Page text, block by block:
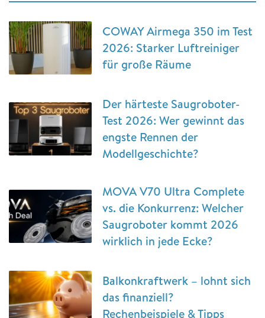
COWAY Airmega 350 im Test
2026: Starker Luftreiniger
für große Räume
Der härteste Saugroboter-
Test 2026: Wer gewinnt das
engste Rennen der
Modellgeschichte?
MOVA V70 Ultra Complete
vs. die Konkurrenz: Welcher
Saugroboter kommt 2026
wirklich in jede Ecke?
Balkonkraftwerk – lohnt sich
das finanziell?
Rechenbeispiele & Tipps